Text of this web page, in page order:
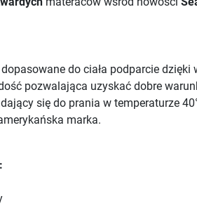
do ciała podparcie dzięki
pozwalająca uzyskać dobre
się do prania w temperaturze
marka.